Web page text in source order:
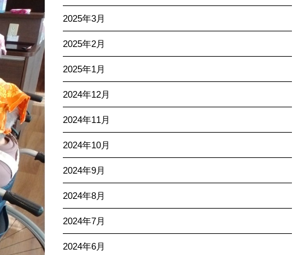
2025年3月
2025年2月
2025年1月
2024年12月
2024年11月
2024年10月
2024年9月
2024年8月
2024年7月
2024年6月